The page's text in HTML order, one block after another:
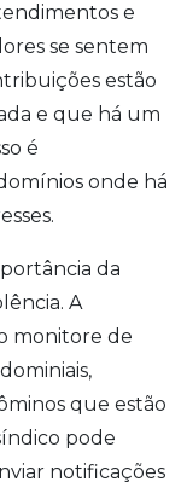
e
se sentem
estão
e que há um
é
onde há
da
A
monitore de
que estão
pode
notificações